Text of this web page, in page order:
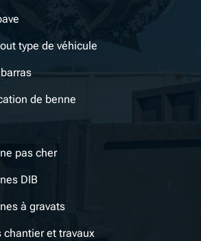
type de véhicule
de benne
pas cher
DIB
à gravats
chantier et travaux